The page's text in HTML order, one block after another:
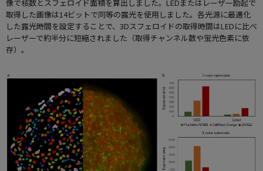
像で核数とスフェロイド面積を算出しました。LEDまたはレーザー励起で
取得した画像は14ビットで同等の露光を使用しました。各光源に最適化
した露光時間を設定することで、3Dスフェロイドの取得時間はLEDに比べ
レーザーで約半分に短縮されました（取得チャンネル数や蛍光色素に依
存）。